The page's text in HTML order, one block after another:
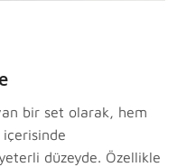
bir set olarak, hem
düzeyde. Özellikle